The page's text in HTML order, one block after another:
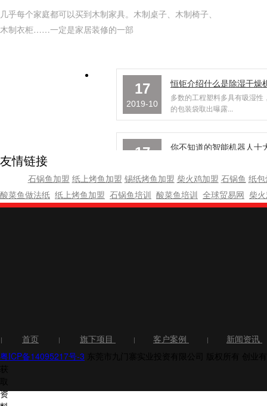
几乎每个家庭都可以买到木制家具。木制桌子、木制椅子、
木制衣柜……一定是家居装修的一部
17
2019-10
多数的工程塑料多具有吸湿性
的包装袋取出曝露...
17 你不知道的智能机器人十
木质家具发霉？那你需要
友情链接
石锅鱼加盟 纸上烤鱼加盟 锡纸烤鱼加盟 柴火鸡加盟 石锅鱼 纸
酸菜鱼做法纸 纸上烤鱼加盟 石锅鱼培训 酸菜鱼培训 全球贸易网 柴
| 首页 | 旗下项目 | 客户案例 |
新闻资讯
粤ICP备14095217号-3
资